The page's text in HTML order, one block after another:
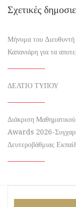
Σχετικές
Μήνυμα του
Καπανιάρη για τα
ΔΕΛΤΙΟ ΤΥΠΟΥ
Διάκριση
Awards 2026-
Δευτεροβάθμιας